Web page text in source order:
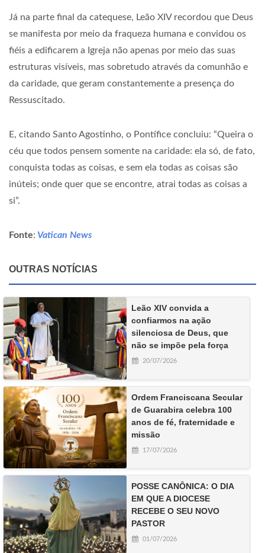
Já na parte final da catequese, Leão XIV recordou que Deus
se manifesta por meio da fraqueza humana e convidou os
fiéis a edificarem a Igreja não apenas por meio das suas
estruturas visíveis, mas sobretudo através da comunhão e
da caridade, que geram constantemente a presença do
Ressuscitado.
E, citando Santo Agostinho, o Pontífice concluiu: “Queira o
céu que todos pensem somente na caridade: ela só, de fato,
conquista todas as coisas, e sem ela todas as coisas são
inúteis; onde quer que se encontre, atrai todas as coisas a
si”.
Fonte: Vatican News
OUTRAS NOTÍCIAS
Leão XIV convida a
confiarmos na ação
silenciosa de Deus, que
não se impõe pela força
20/07/2026
Ordem Franciscana Secular
de Guarabira celebra 100
anos de fé, fraternidade e
missão
17/07/2026
POSSE CANÔNICA: O DIA
EM QUE A DIOCESE
RECEBE O SEU NOVO
PASTOR
01/07/2026